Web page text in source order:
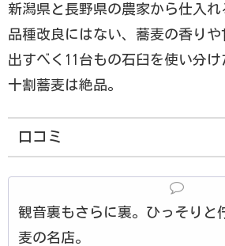
新潟県と長野県の農家から仕入れ
品種改良にはない、蕎麦の香り
出すべく11台もの石臼を使い分
十割蕎麦は絶品。
口コミ
観音裏もさらに裏。ひっそりと
麦の名店。